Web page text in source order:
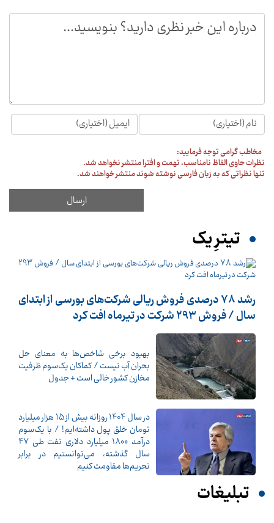
مخاطب گرامی توجه فرمایید:
نظرات حاوی الفاظ نامناسب، تهمت و افترا منتشر نخواهد شد.
تنها نظراتی که به زبان فارسی نوشته شوند منتشر خواهند شد.
تیترِ یک
رشد 78 درصدی فروش ریالی شرکت‌های بورسی از ابتدای
سال / فروش 293 شرکت در تیرماه افت کرد
بهبود برخی شاخص‌ها به معنای حل
بحران آب نیست / کماکان یک‌سوم ظرفیت
مخازن کشور خالی است + جدول
در سال 1404 روزانه بیش از 15 هزار میلیارد
تومان خلق پول داشته‌ایم! / با یک‌سوم
درآمد 1800 میلیارد دلاری نفت طی 47
سال گذشته، می‌توانستیم در برابر
تحریم‌ها مقاومت کنیم
تبلیغات